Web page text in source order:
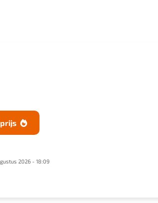

2026 - 18:09